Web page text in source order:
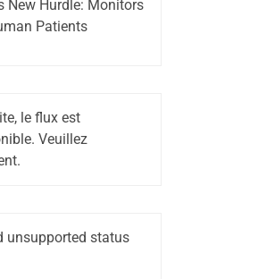
New Hurdle: Monitors
Patients
le flux est
Veuillez
unsupported status